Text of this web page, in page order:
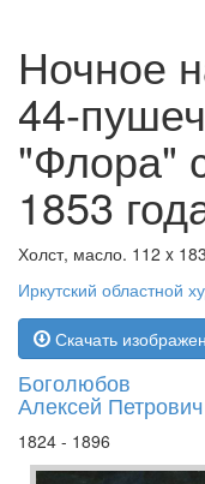
Ночное
44-
"Флора"
1853
Холст, масло. 112 x
Иркутский областной
Скачать
Боголюбов
Алексей Петрович
1824 - 1896